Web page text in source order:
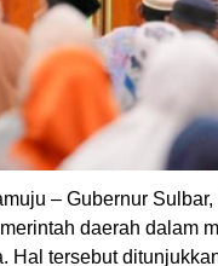
– Gubernur
daerah dalam
Hal tersebut